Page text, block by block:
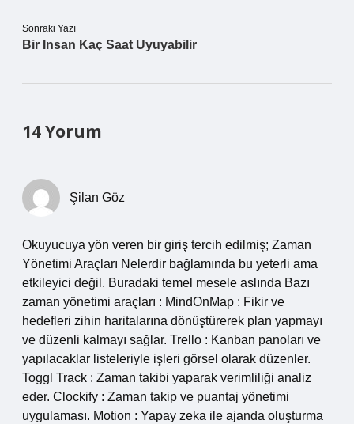
Sonraki Yazı
Bir Insan Kaç Saat Uyuyabilir
14 Yorum
Şilan Göz
Okuyucuya yön veren bir giriş tercih edilmiş; Zaman
Yönetimi Araçları Nelerdir bağlamında bu yeterli ama
etkileyici değil. Buradaki temel mesele aslında Bazı
zaman yönetimi araçları : MindOnMap : Fikir ve
hedefleri zihin haritalarına dönüştürerek plan yapmayı
ve düzenli kalmayı sağlar. Trello : Kanban panoları ve
yapılacaklar listeleriyle işleri görsel olarak düzenler.
Toggl Track : Zaman takibi yaparak verimliliği analiz
eder. Clockify : Zaman takip ve puantaj yönetimi
uygulaması. Motion : Yapay zeka ile ajanda oluşturma